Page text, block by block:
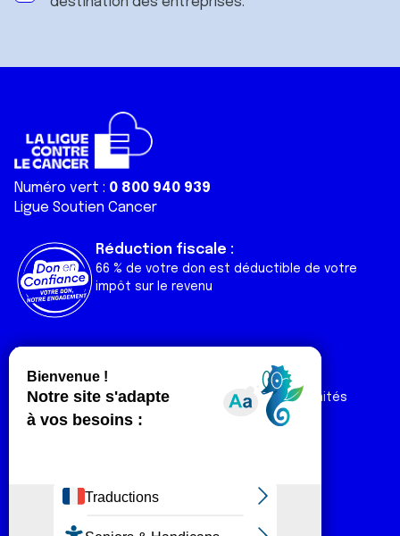
Numéro vert : 0 800 940 939
Ligue Soutien Cancer
Réduction fiscale :
66 % de votre don est déductible de votre
impôt sur le revenu
Liens utiles
Nos actualités
Nos publications
Contact
Espace Ligue & comités
Espace chercheur